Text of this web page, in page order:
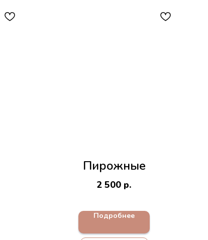
Пирожные
2 500 р.
Подробнее